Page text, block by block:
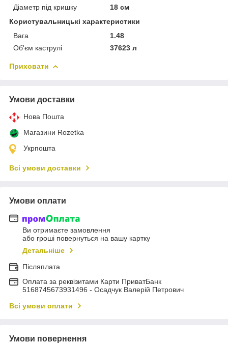
Діаметр під кришку
18 см
Користувальницькі характеристики
Вага
1.48
Об'єм каструлі
37623 л
Приховати
Умови доставки
Нова Пошта
Магазини Rozetka
Укрпошта
Всі умови доставки
Умови оплати
Ви отримаєте замовлення
або гроші повернуться на вашу картку
Детальніше
Післяплата
Оплата за реквізитами Карти ПриватБанк
5168745673931496 - Осадчук Валерій Петрович
Всі умови оплати
Умови повернення